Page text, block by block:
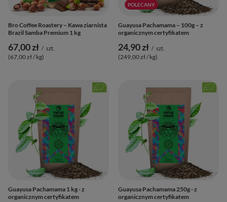
Bro Coffee Roastery – Kawa ziarnista
Brazil Samba Premium 1 kg
67,00 zł / szt.
(67,00 zł / kg)
POLECANY
Guayusa Pachamama – 100g – z
organicznym certyfikatem
24,90 zł / szt.
(249,00 zł / kg)
Guayusa Pachamama 1 kg - z
organicznym certyfikatem
Guayusa Pachamama 250g - z
organicznym certyfikatem